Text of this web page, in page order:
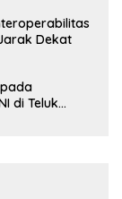
Dekat
di Teluk